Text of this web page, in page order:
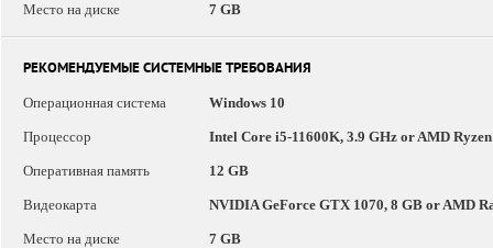
Место на диске 7 GB
РЕКОМЕНДУЕМЫЕ СИСТЕМНЫЕ ТРЕБОВАНИЯ
Операционная система
Windows 10
Процессор Intel Core i5-11600K, 3.9 GHz or AMD
Оперативная память 12 GB
Видеокарта NVIDIA GeForce GTX 1070, 8 GB or AMD
Место на диске 7 GB